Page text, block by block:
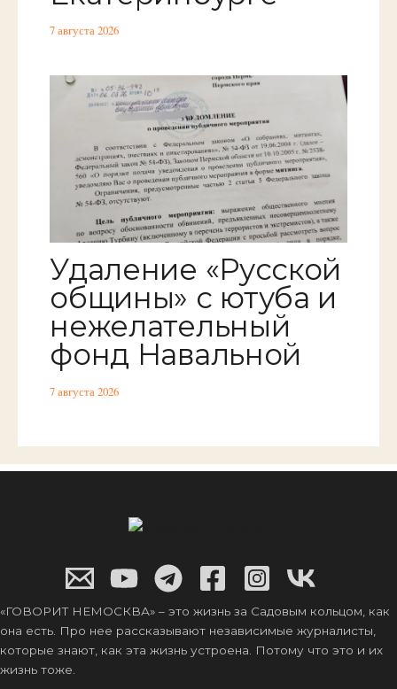
7 августа 2026
Удаление «Русской
общины» с ютуба и
нежелательный
фонд Навальной
7 августа 2026
«ГОВОРИТ НЕМОСКВА» – это жизнь за Садовым кольцом, как
она есть. Про нее рассказывают независимые журналисты,
которые знают, как эта жизнь устроена. Потому что это и их
жизнь тоже.